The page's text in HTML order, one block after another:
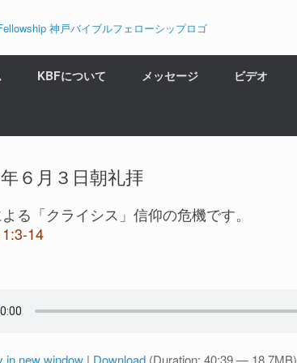
KBFについて メッセージ ビデオ
６月３日朝礼拝
る「クライシス」信仰の危機です。
14
in new window | Download (Duration: 40:39 — 18.7MB)